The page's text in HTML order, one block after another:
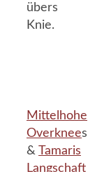
übers
Knie.
Mittelhohe
Overknees
& Tamaris
Langschaft